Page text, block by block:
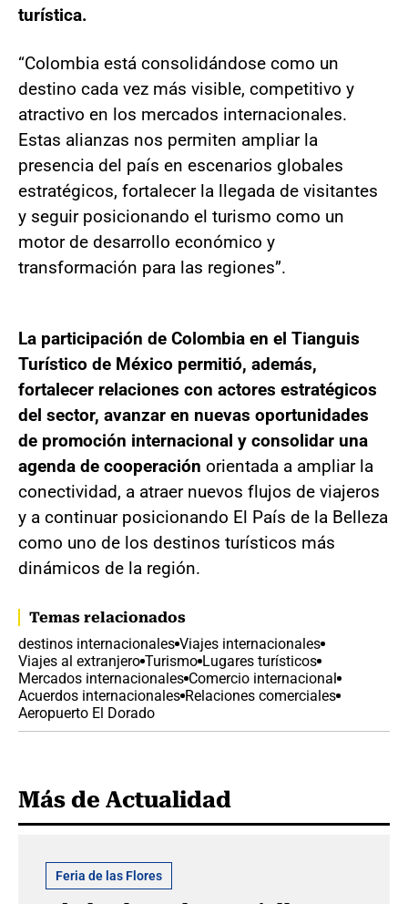
turística.
“Colombia está consolidándose como un
destino cada vez más visible, competitivo y
atractivo en los mercados internacionales.
Estas alianzas nos permiten ampliar la
presencia del país en escenarios globales
estratégicos, fortalecer la llegada de visitantes
y seguir posicionando el turismo como un
motor de desarrollo económico y
transformación para las regiones”.
La participación de Colombia en el Tianguis
Turístico de México permitió, además,
fortalecer relaciones con actores estratégicos
del sector, avanzar en nuevas oportunidades
de promoción internacional y consolidar una
agenda de cooperación orientada a ampliar la
conectividad, a atraer nuevos flujos de viajeros
y a continuar posicionando El País de la Belleza
como uno de los destinos turísticos más
dinámicos de la región.
Temas relacionados
destinos internacionales Viajes internacionales
Viajes al extranjero Turismo Lugares turísticos
Mercados internacionales Comercio internacional
Acuerdos internacionales Relaciones comerciales
Aeropuerto El Dorado
Más de Actualidad
Feria de las Flores